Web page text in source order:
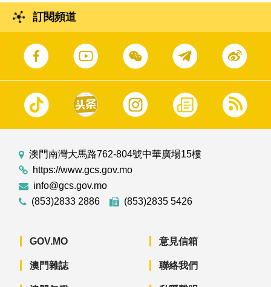
訂閱頻道
澳門南灣大馬路762-804號中華廣場15樓
https://www.gcs.gov.mo
info@gcs.gov.mo
(853)2833 2886
(853)2835 5426
GOV.MO
澳門雜誌
意見信箱
聯絡我們